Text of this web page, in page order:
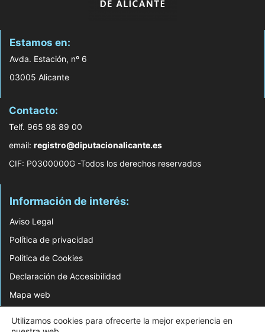
Estamos en:
Avda. Estación, nº 6
03005 Alicante
Contacto:
Telf. 965 98 89 00
email: registro@diputacionalicante.es
CIF: P0300000G -Todos los derechos reservados
Información de interés:
Aviso Legal
Política de privacidad
Política de Cookies
Declaración de Accesibilidad
Mapa web
© 2026 Web Desarrollada por el Servicio de Informática de Diputación de
Utilizamos cookies para ofrecerte la mejor experiencia en